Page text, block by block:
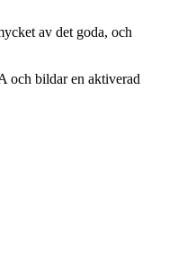
av det goda, och
och bildar en aktiverad